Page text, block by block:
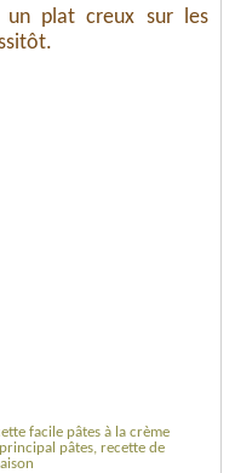
un plat creux sur les
facile pâtes à la crème
pâtes, recette de